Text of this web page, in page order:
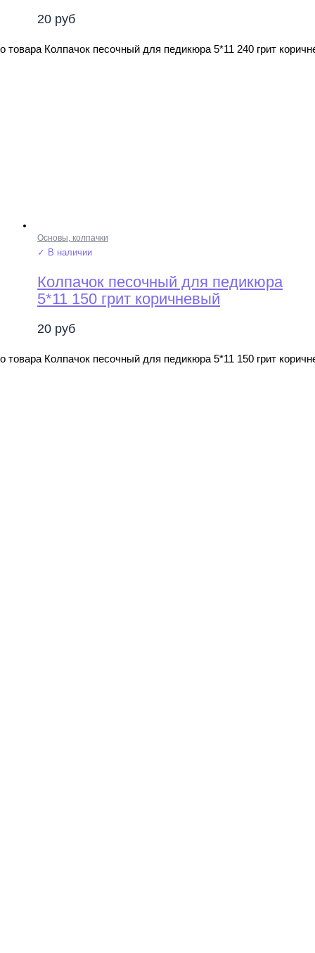
20 руб
товара Колпачок песочный для педикюра 5*11 240 грит
Основы, колпачки
✓ В наличии
Колпачок песочный для педикюра
5*11 150 грит коричневый
20 руб
товара Колпачок песочный для педикюра 5*11 150 грит